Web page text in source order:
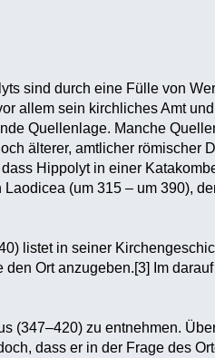
sind durch eine Fülle von
allem sein kirchliches Amt
Quellenlage. Manche
älterer, amtlicher römischer
Hippolyt in einer
(um 315 – um 390),
listet in seiner
Ort anzugeben.[3] Im
(347–420) zu entnehmen.
dass er in der Frage des